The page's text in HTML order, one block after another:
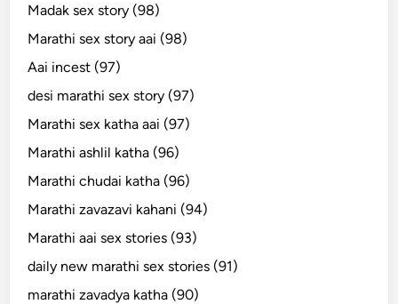
Madak sex story (98)
Marathi sex story aai (98)
Aai incest (97)
desi marathi sex story (97)
Marathi sex katha aai (97)
Marathi ashlil katha (96)
Marathi chudai katha (96)
Marathi zavazavi kahani (94)
Marathi aai sex stories (93)
daily new marathi sex stories (91)
marathi zavadya katha (90)